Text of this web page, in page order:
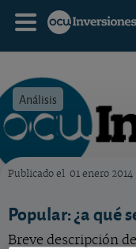
Análisis
Publicado el 01 enero 2014
Popular: ¿a qué
Breve descripción